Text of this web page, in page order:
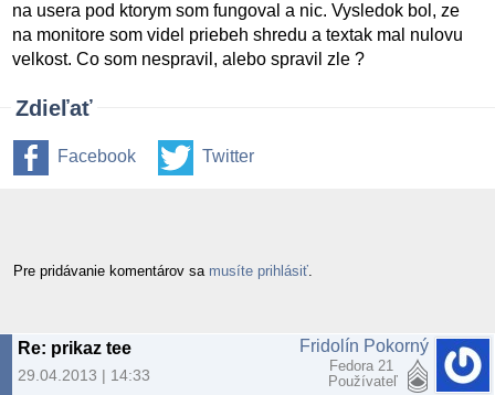
na usera pod ktorym som fungoval a nic. Vysledok bol, ze
na monitore som videl priebeh shredu a textak mal nulovu
velkost. Co som nespravil, alebo spravil zle ?
Zdieľať
Facebook Twitter
Pre pridávanie komentárov sa musíte prihlásiť
Re: prikaz tee
29.04.2013 | 14:33
Fridolín Pokorný
Fedora 21
Používateľ